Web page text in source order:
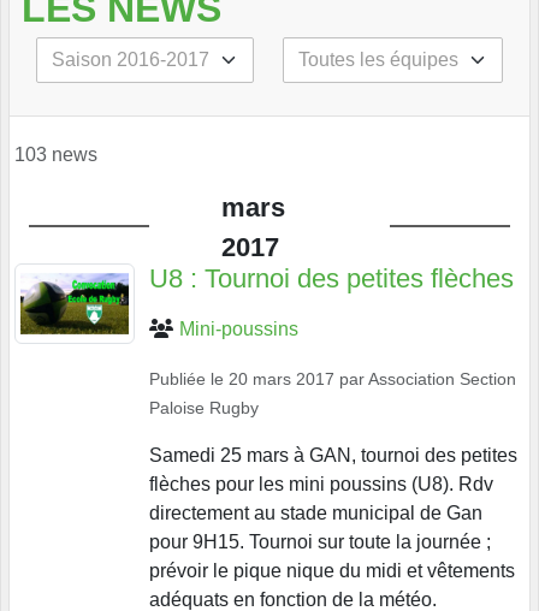
103 news
mars
2017
U8 : Tournoi des petites flèches
Mini-poussins
Publiée le 20 mars 2017 parAssociation Section
Paloise Rugby
Samedi 25 mars à GAN, tournoi des petites
flèches pour les mini poussins (U8). Rdv
directement au stade municipal de Gan
pour 9H15. Tournoi sur toute la journée ;
prévoir le pique nique du midi et vêtements
adéquats en fonction de la météo.